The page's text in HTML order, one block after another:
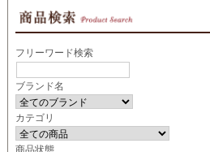
フリーワード検索
ブランド名
カテゴリ
商品状態